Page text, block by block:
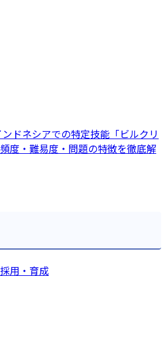
ンドネシアでの特定技能「ビルクリ
度・難易度・問題の特徴を徹底解
用・育成